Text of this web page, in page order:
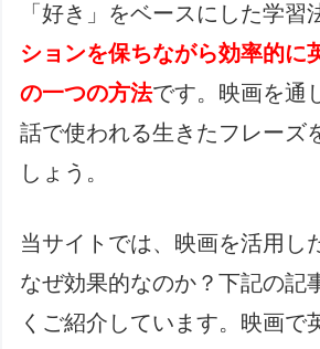
「好き」をベースにした学習
ションを保ちながら効率的に
の一つの方法です。映画を通
話で使われる生きたフレーズ
しょう。
当サイトでは、映画を活用し
なぜ効果的なのか？下記の記
くご紹介しています。映画で